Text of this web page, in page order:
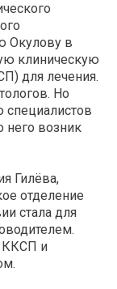
Окулову в
клиническую
для лечения.
Но
него возник
Гилёва,
отделение
стала для
ККСП и